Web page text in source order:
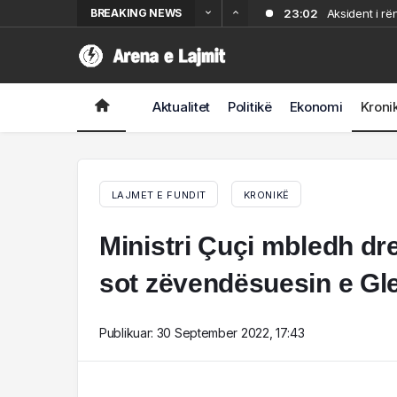
BREAKING NEWS 23:02
Aksident i
Aktualitet Politikë Ekonomi
LAJMET E FUNDIT KRONIKË
Ministri Çuçi mbledh
sot zëvendësuesin e
Publikuar: 30 September 2022, 17:43